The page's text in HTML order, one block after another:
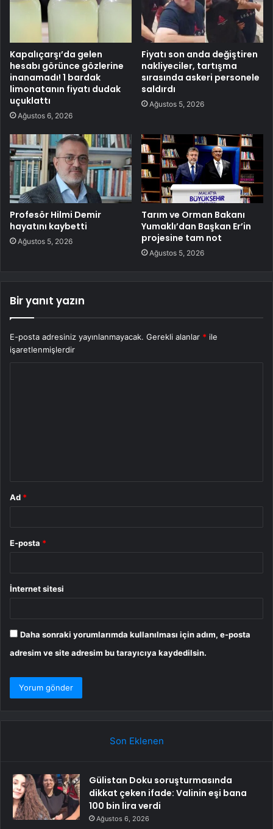
Kapalıçarşı’da gelen
hesabı görünce gözlerine
inanamadı! 1 bardak
limonatanın fiyatı dudak
uçuklattı
Ağustos 6, 2026
Fiyatı son anda değiştiren
nakliyeciler, tartışma
sırasında askeri personele
saldırdı
Ağustos 5, 2026
Profesör Hilmi Demir
hayatını kaybetti
Ağustos 5, 2026
Tarım ve Orman Bakanı
Yumaklı’dan Başkan Er’in
projesine tam not
Ağustos 5, 2026
Bir yanıt yazın
E-posta adresiniz yayınlanmayacak. Gerekli alanlar * ile
işaretlenmişlerdir
Ad *
E-posta *
İnternet sitesi
Daha sonraki yorumlarımda kullanılması için adım, e-posta
adresim ve site adresim bu tarayıcıya kaydedilsin.
Son Eklenen
Gülistan Doku soruşturmasında
dikkat çeken ifade: Valinin eşi bana
100 bin lira verdi
Ağustos 6, 2026